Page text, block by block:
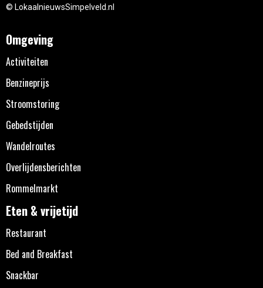
© LokaalnieuwsSimpelveld.nl
Omgeving
Activiteiten
Benzineprijs
Stroomstoring
Gebedstijden
Wandelroutes
Overlijdensberichten
Rommelmarkt
Eten & vrijetijd
Restaurant
Bed and Breakfast
Snackbar